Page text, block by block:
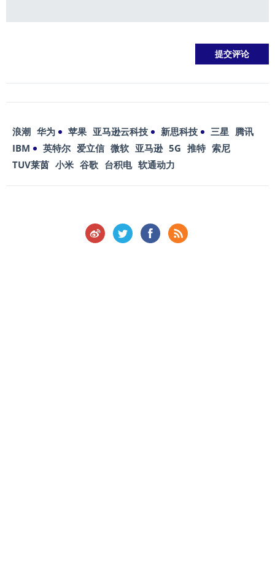
浪潮 华为 苹果 亚马逊云科技 新思科技 三星 腾讯
IBM
英特尔 爱立信 微软 亚马逊 5G 推特 索尼
TUV莱茵 小米 谷歌 台积电 软通动力